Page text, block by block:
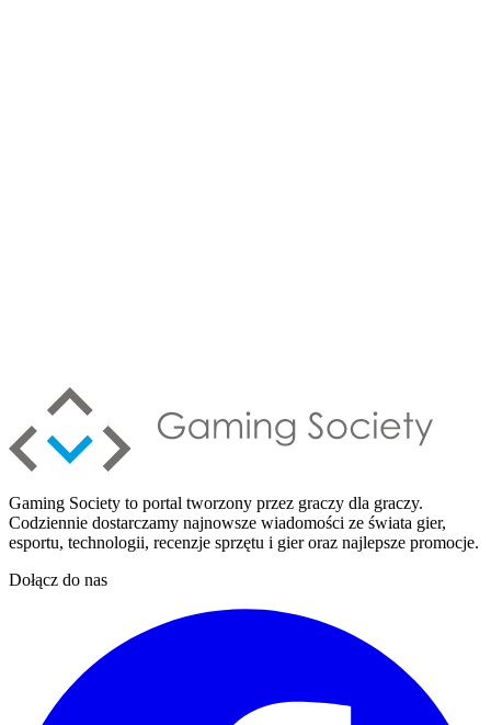
Gaming Society to portal tworzony przez graczy dla graczy.
Codziennie dostarczamy najnowsze wiadomości ze świata gier,
esportu, technologii, recenzje sprzętu i gier oraz najlepsze promocje.
Dołącz do nas